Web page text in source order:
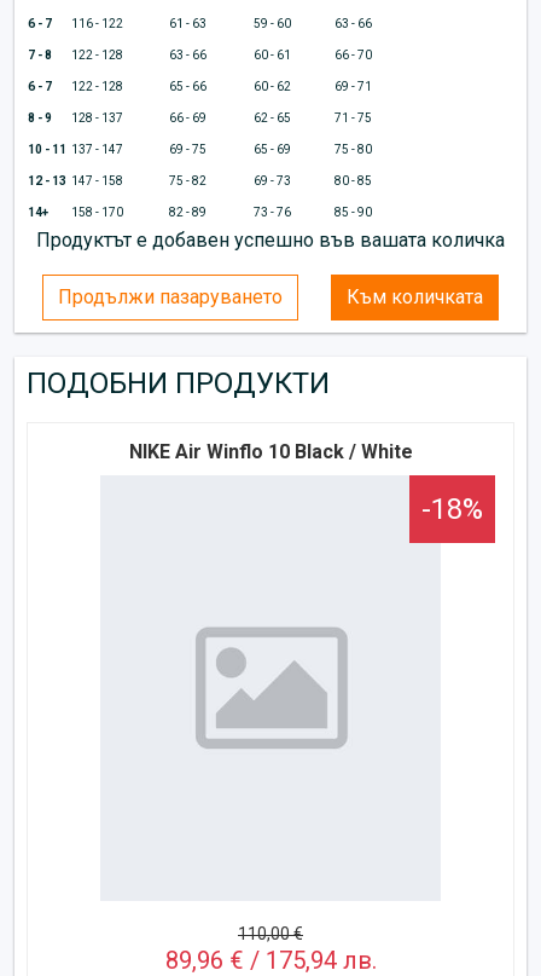
6 - 7 116 - 122 61 - 63 59 - 60 63 - 66
7 - 8 122 - 128 63 - 66 60 - 61 66 - 70
6 - 7 122 - 128 65 - 66 60 - 62 69 - 71
8 - 9 128 - 137 66 - 69 62 - 65 71 - 75
10 - 11 137 - 147 69 - 75 65 - 69 75 - 80
12 - 13 147 - 158 75 - 82 69 - 73 80 - 85
14+ 158 - 170 82 - 89 73 - 76 85 - 90
Продуктът е добавен успешно във вашата количка
Продължи пазаруването Към количката
ПОДОБНИ ПРОДУКТИ
NIKE Air Winflo 10 Black / White
-18%
110,00 €
89,96 € / 175,94 лв.